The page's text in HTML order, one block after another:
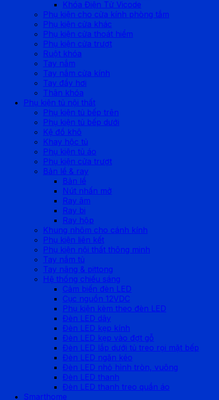
Khóa Điện Tử Vicode
Phụ kiện cho cửa kính phòng tắm
Phụ kiện cửa khác
Phụ kiện cửa thoát hiểm
Phụ kiện cửa trượt
Ruột khóa
Tay nắm
Tay nắm cửa kính
Tay đẩy hơi
Thân khóa
Phụ kiện tủ nội thất
Phụ kiện tủ bếp trên
Phụ kiện tủ bếp dưới
Kệ đồ khô
Khay hộc tủ
Phụ kiện tủ áo
Phụ kiện cửa trượt
Bản lề & ray
Bản lề
Nút nhấn mở
Ray âm
Ray bi
Ray hộp
Khung nhôm cho cánh kính
Phụ kiện liên kết
Phụ kiện nội thất thông minh
Tay nắm tủ
Tay nâng & pittong
Hệ thống chiếu sáng
Cảm biến đèn LED
Cục nguồn 12VDC
Phụ kiện kèm theo đèn LED
Đèn LED dây
Đèn LED kẹp kính
Đèn LED kẹp vào đợt gỗ
Đèn LED lắp dưới tủ treo rọi mặt bếp
Đèn LED ngăn kéo
Đèn LED nhỏ hình tròn, vuông
Đèn LED thanh
Đèn LED thanh treo quần áo
Smarthome